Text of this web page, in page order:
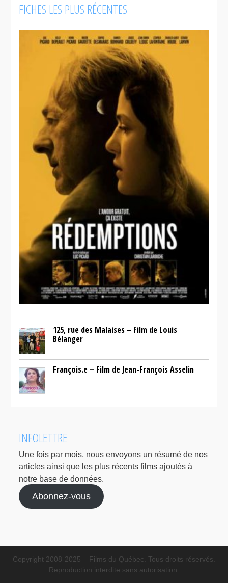
FICHES LES PLUS RÉCENTES
125, rue des Malaises – Film de Louis
Bélanger
François.e – Film de Jean-François Asselin
INFOLETTRE
Une fois par mois, nous envoyons un résumé de nos
articles ainsi que les plus récents films ajoutés à
notre base de données.
Abonnez-vous
Copyright 2008-2025 – Films du Québec. Tous droits réservés.
Reproduction interdite sans autorisation.